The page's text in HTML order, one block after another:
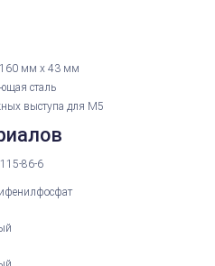
мм х 43 мм
сталь
выступа для M5
86-6